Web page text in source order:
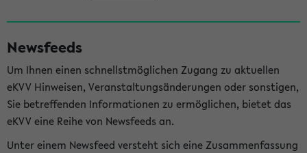
Newsfeeds
Um Ihnen einen schnellstmöglichen Zugang zu aktuellen
eKVV Hinweisen, Veranstaltungsänderungen oder sonstigen,
Sie betreffenden Informationen zu ermöglichen, bietet das
eKVV eine Reihe von Newsfeeds an.
Unter einem Newsfeed versteht sich eine Zusammenfassung